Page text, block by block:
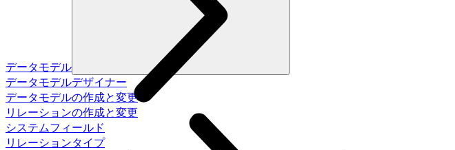
データモデル
データモデルデザイナー
データモデルの作成と変更
リレーションの作成と変更
システムフィールド
リレーションタイプ